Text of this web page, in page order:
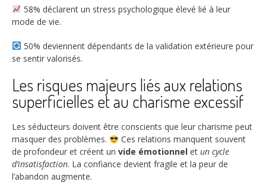
58% déclarent un stress psychologique élevé lié à leur
mode de vie.
50% deviennent dépendants de la validation extérieure pour
se sentir valorisés.
Les risques majeurs liés aux relations
superficielles et au charisme excessif
Les séducteurs doivent être conscients que leur charisme peut
masquer des problèmes.
Ces relations manquent souvent
de profondeur et créent un vide émotionnel et un cycle
d’insatisfaction. La confiance devient fragile et la peur de
l’abandon augmente.